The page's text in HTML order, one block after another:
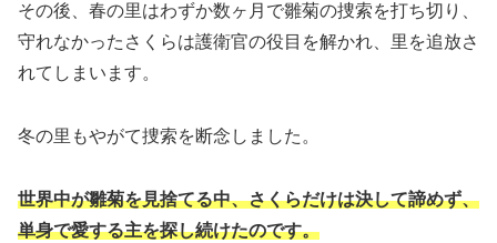
その後、春の里はわずか数ヶ月で雛菊の捜索を打ち切り、
守れなかったさくらは護衛官の役目を解かれ、里を追放さ
れてしまいます。
冬の里もやがて捜索を断念しました。
世界中が雛菊を見捨てる中、さくらだけは決して諦めず、
単身で愛する主を探し続けたのです。